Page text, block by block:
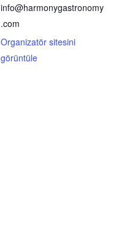
info@harmonygastronomy
.com
Organizatör sitesini
görüntüle